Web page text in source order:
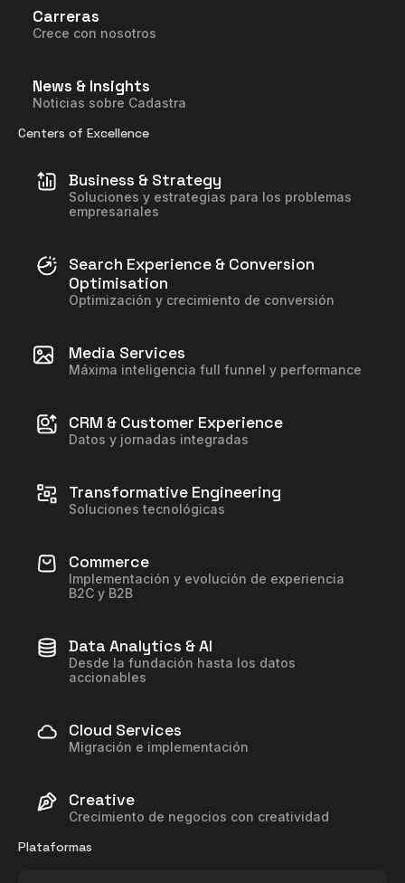
Carreras
Crece con nosotros
News & Insights
Noticias sobre Cadastra
Centers of Excellence
Business & Strategy
Soluciones y estrategias para los problemas
empresariales
Search Experience & Conversion
Optimisation
Optimización y crecimiento de conversión
Media Services
Máxima inteligencia full funnel y performance
CRM & Customer Experience
Datos y jornadas integradas
Transformative Engineering
Soluciones tecnológicas
Commerce
Implementación y evolución de experiencia
B2C y B2B
Data Analytics & AI
Desde la fundación hasta los datos
accionables
Cloud Services
Migración e implementación
Creative
Crecimiento de negocios con creatividad
Plataformas